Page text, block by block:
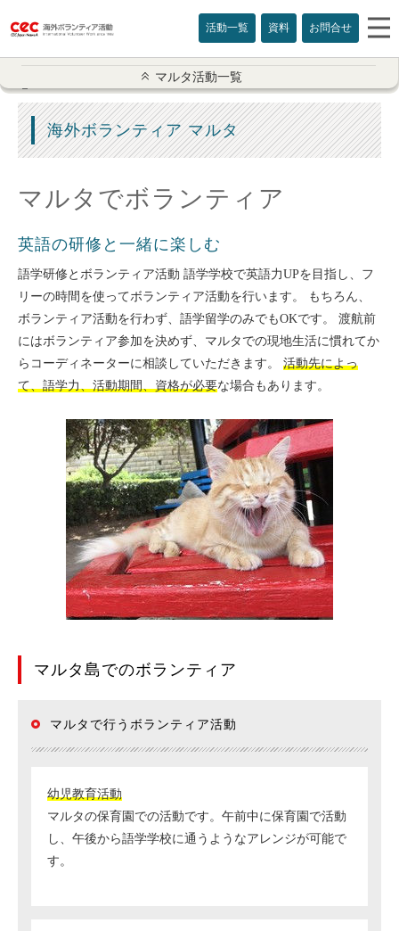
活動一覧 資料 お問合せ
マルタ活動一覧
ボランティア概要
語学留学
ボランティア
マルタプログラム情報
よくある質問
申込み
マルタ活動一覧
海外ボランティア マルタ
マルタでボランティア
英語の研修と一緒に楽しむ
語学研修とボランティア活動 語学学校で英語力UPを目指し、フ
リーの時間を使ってボランティア活動を行います。 もちろん、
ボランティア活動を行わず、語学留学のみでもOKです。 渡航前
にはボランティア参加を決めず、マルタでの現地生活に慣れてか
らコーディネーターに相談していただきます。 活動先によっ
て、語学力、活動期間、資格が必要な場合もあります。
マルタ島でのボランティア
マルタで行うボランティア活動
幼児教育活動
マルタの保育園での活動です。午前中に保育園で活動
し、午後から語学学校に通うようなアレンジが可能で
す。